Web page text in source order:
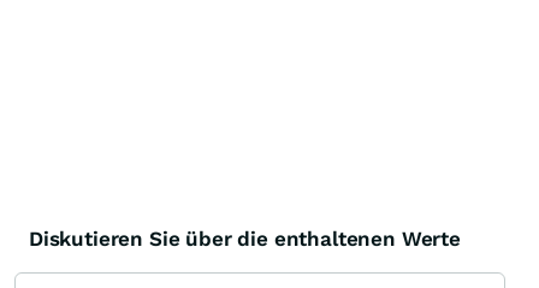
Diskutieren Sie über die enthaltenen Werte